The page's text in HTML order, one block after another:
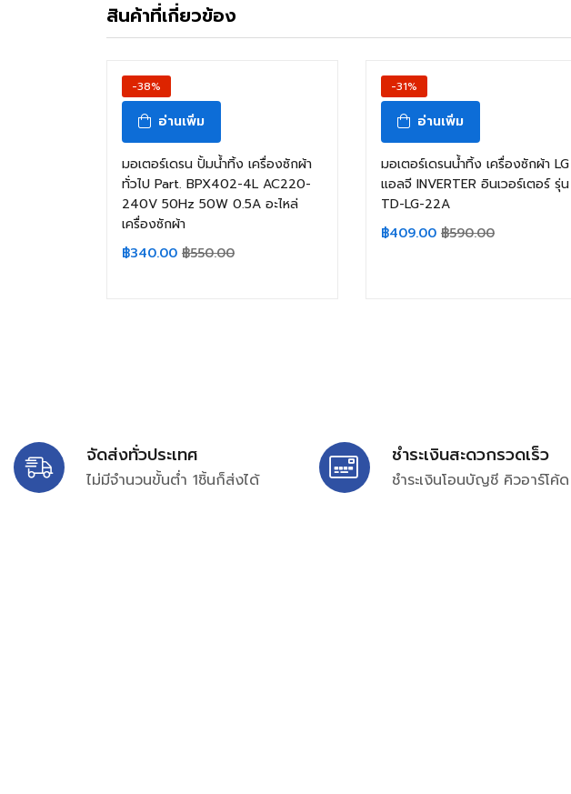
สินค้าที่เกี่ยวข้อง
-38%
อ่านเพิ่ม
มอเตอร์เดรน ปั้มน้ำทิ้ง เครื่องซักผ้า
ทั่วไป Part. BPX402-4L AC220-
240V 50Hz 50W 0.5A อะไหล่
เครื่องซักผ้า
฿340.00 ฿550.00
-31%
อ่านเพิ่ม
มอเตอร์เดรนน้ำทิ้ง เครื่องซักผ้า LG
แอลจี INVERTER อินเวอร์เตอร์ รุ่น
TD-LG-22A
฿409.00 ฿590.00
จัดส่งทั่วประเทศ
ไม่มีจำนวนขั้นต่ำ 1ชิ้นก็ส่งได้
ชำระเงินสะดวกรวดเร็ว
ชำระเงินโอนบัญชี คิวอาร์โค้ด